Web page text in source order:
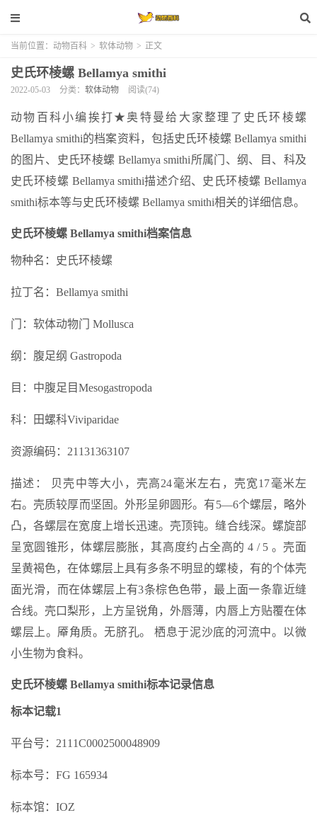
当前位置： 动物百科 > 软体动物 > 正文
史氏环棱螺 Bellamya smithi
2022-05-03 分类： 软体动物 阅读(74)
动物百科小编挨打★奥特曼给大家整理了史氏环棱螺
Bellamya smithi的档案资料，包括史氏环棱螺 Bellamya smithi
的图片、史氏环棱螺 Bellamya smithi所属门、纲、目、科及
史氏环棱螺 Bellamya smithi描述介绍、史氏环棱螺 Bellamya
smithi标本等与史氏环棱螺 Bellamya smithi相关的详细信息。
史氏环棱螺 Bellamya smithi档案信息
物种名：史氏环棱螺
拉丁名：Bellamya smithi
门：软体动物门 Mollusca
纲：腹足纲 Gastropoda
目：中腹足目Mesogastropoda
科：田螺科Viviparidae
资源编码：21131363107
描述： 贝壳中等大小，壳高24毫米左右，壳宽17毫米左
右。壳质较厚而坚固。外形呈卵圆形。有5—6个螺层，略外
凸，各螺层在宽度上增长迅速。壳顶钝。缝合线深。螺旋部
呈宽圆锥形，体螺层膨胀，其高度约占全高的 4 / 5 。壳面
呈黄褐色，在体螺层上具有多条不明显的螺棱，有的个体壳
面光滑，而在体螺层上有3条棕色色带，最上面一条靠近缝
合线。壳口梨形，上方呈锐角，外唇薄，内唇上方贴覆在体
螺层上。厣角质。无脐孔。 栖息于泥沙底的河流中。以微
小生物为食料。
史氏环棱螺 Bellamya smithi标本记录信息
标本记载1
平台号：2111C0002500048909
标本号：FG 165934
标本馆：IOZ